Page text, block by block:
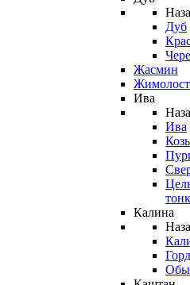
Дуб
Жасмин
Ива
Ива
Калина